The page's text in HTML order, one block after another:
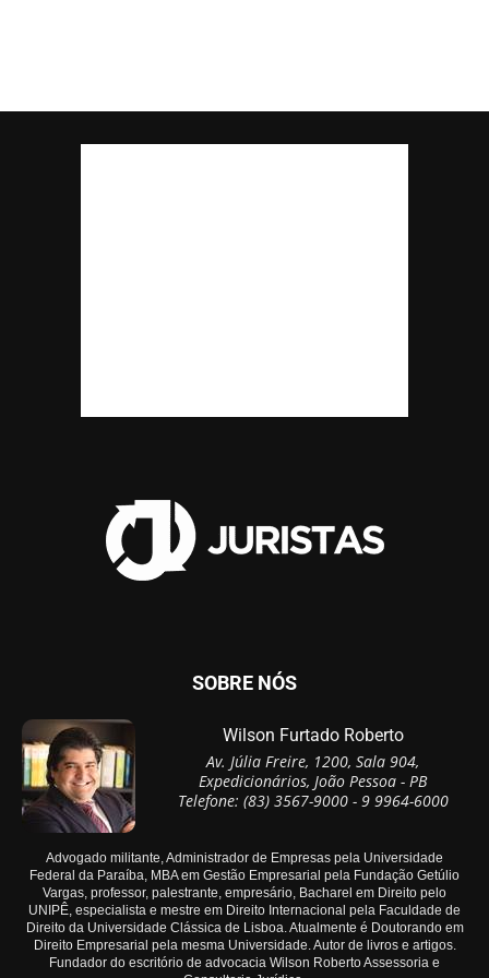
SOBRE NÓS
Wilson Furtado Roberto
Av. Júlia Freire, 1200, Sala 904,
Expedicionários, João Pessoa - PB
Telefone: (83) 3567-9000 - 9 9964-6000
Advogado militante, Administrador de Empresas pela Universidade
Federal da Paraíba, MBA em Gestão Empresarial pela Fundação Getúlio
Vargas, professor, palestrante, empresário, Bacharel em Direito pelo
UNIPÊ, especialista e mestre em Direito Internacional pela Faculdade de
Direito da Universidade Clássica de Lisboa. Atualmente é Doutorando em
Direito Empresarial pela mesma Universidade. Autor de livros e artigos.
Fundador do escritório de advocacia Wilson Roberto Assessoria e